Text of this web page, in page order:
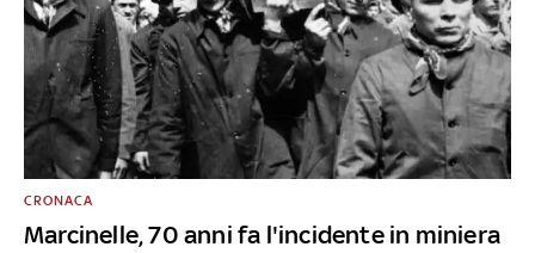
Marcinelle, 70 anni fa l'incidente in miniera
CRONACA